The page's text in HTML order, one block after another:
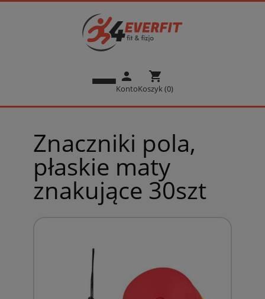
person
Konto
shopping_cart
Koszyk (0)
Znaczniki pola,
płaskie maty
znakujące 30szt